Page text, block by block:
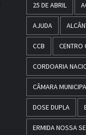
25 DE ABRIL
AJUDA
CCB CENTRO
CORDOARIA
CÂMARA
DOSE DUPLA
ERMIDA NOSSA